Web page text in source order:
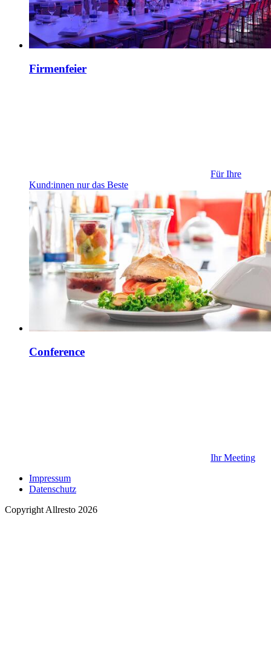
Firmenfeier
Für Ihre
Kund:innen nur das Beste
Conference
Ihr Meeting
Impressum
Datenschutz
Copyright Allresto 2026